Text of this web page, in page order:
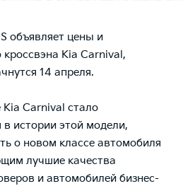
объявляет цены и
Kia Carnival,
14 апреля.
Kia Carnival стало
истории этой модели,
о новом классе автомобиля
лучшие качества
и автомобилей бизнес-